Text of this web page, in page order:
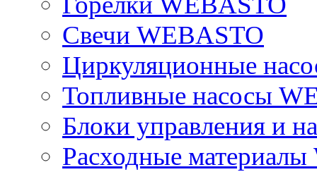
Свечи WEBASTO
Циркуляционные
Топливные насосы
Блоки управления и
Расходные